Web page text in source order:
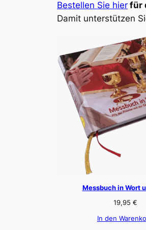
Bestellen Sie hier für
Damit unterstützen
Messbuch in Wort
19,95 €
In den